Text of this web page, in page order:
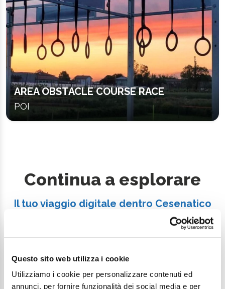
Questo sito web utilizza i cookie
Utilizziamo i cookie per personalizzare contenuti ed
annunci, per fornire funzionalità dei social media e per
AREA OBSTACLE COURSE RACE
POI
Continua a esplorare
Il tuo viaggio digitale dentro Cesenatico